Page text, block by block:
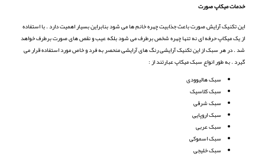
خدمات میکاپ صورت
این تکنیک آرایش صورت باعث جذابیت چهره خانم ها می شود بنابراین بسیار اهمیت دارد . با استفاده
از یک میکاپ حرفه ای نه تنها چهره شخص برطرف می شود بلکه عیب و نقص های صورت برطرف خواهد
شد . در هر سبک از این تکنیک آرایشی رنگ های آرایشی منحصر به فرد و خاص مورد استفاده قرار می
گیرد . به طور انواع سبک میکاپ عبارتند از :
سبک هالیوودی
سبک کلاسیک
سبک شرقی
سبک اروپایی
سبک عربی
سبک اسموکی
سبک خلیجی